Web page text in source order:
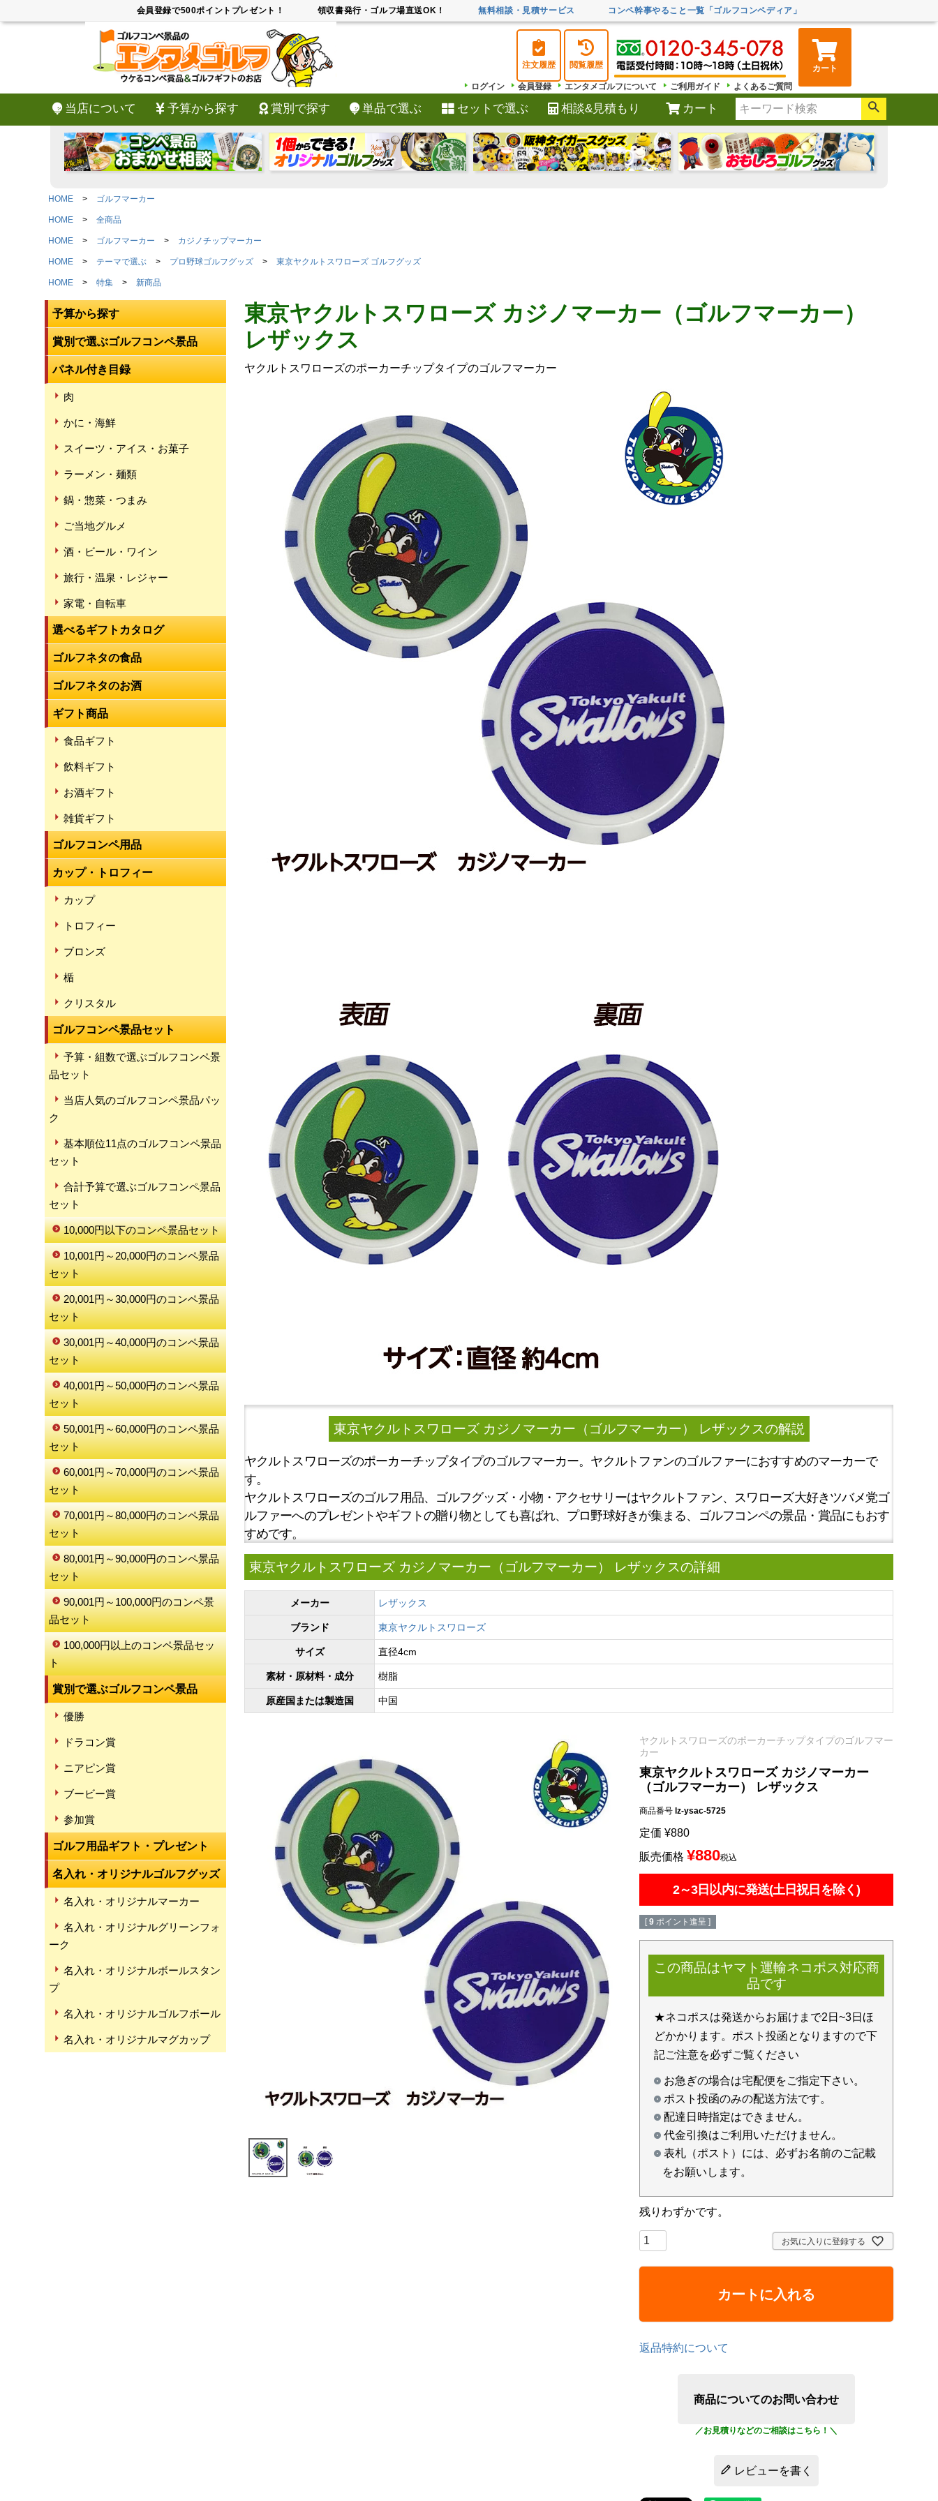
会員登録で500ポイントプレゼント！ 領収書発行・ゴルフ場直送OK！ 無料相談・見積サービス コンペ幹事やること一覧「ゴルフコンペディア」
注文履歴 閲覧履歴
カート
ログイン
会員登録 エンタメゴルフについて ご利用ガイド よくあるご質問
当店について 予算から探す 賞別で探す 単品で選ぶ セットで選ぶ 相談&見積もり カート
検索
HOME ゴルフマーカー
HOME 全商品
HOME ゴルフマーカー カジノチップマーカー
HOME テーマで選ぶ プロ野球ゴルフグッズ 東京ヤクルトスワローズ ゴルフグッズ
HOME 特集 新商品
予算から探す
賞別で選ぶゴルフコンペ景品
パネル付き目録
肉
かに・海鮮
スイーツ・アイス・お菓子
ラーメン・麺類
鍋・惣菜・つまみ
ご当地グルメ
酒・ビール・ワイン
旅行・温泉・レジャー
家電・自転車
選べるギフトカタログ
ゴルフネタの食品
ゴルフネタのお酒
ギフト商品
食品ギフト
飲料ギフト
お酒ギフト
雑貨ギフト
ゴルフコンペ用品
カップ・トロフィー
カップ
トロフィー
ブロンズ
楯
クリスタル
ゴルフコンペ景品セット
予算・組数で選ぶゴルフコンペ景
品セット
当店人気のゴルフコンペ景品パッ
ク
基本順位11点のゴルフコンペ景品
セット
合計予算で選ぶゴルフコンペ景品
セット
10,000円以下のコンペ景品セット
10,001円～20,000円のコンペ景品
セット
20,001円～30,000円のコンペ景品
セット
30,001円～40,000円のコンペ景品
セット
40,001円～50,000円のコンペ景品
セット
50,001円～60,000円のコンペ景品
セット
60,001円～70,000円のコンペ景品
セット
70,001円～80,000円のコンペ景品
セット
80,001円～90,000円のコンペ景品
セット
90,001円～100,000円のコンペ景
品セット
100,000円以上のコンペ景品セッ
ト
賞別で選ぶゴルフコンペ景品
優勝
ドラコン賞
ニアピン賞
ブービー賞
参加賞
ゴルフ用品ギフト・プレゼント
名入れ・オリジナルゴルフグッズ
名入れ・オリジナルマーカー
名入れ・オリジナルグリーンフォ
ーク
名入れ・オリジナルボールスタン
プ
名入れ・オリジナルゴルフボール
名入れ・オリジナルマグカップ
東京ヤクルトスワローズ カジノマーカー（ゴルフマーカー）
レザックス
ヤクルトスワローズのポーカーチップタイプのゴルフマーカー
東京ヤクルトスワローズ カジノマーカー（ゴルフマーカー） レザックスの解説
ヤクルトスワローズのポーカーチップタイプのゴルフマーカー。ヤクルトファンのゴルファーにおすすめのマーカーで
す。
ヤクルトスワローズのゴルフ用品、ゴルフグッズ・小物・アクセサリーはヤクルトファン、スワローズ大好きツバメ党ゴ
ルファーへのプレゼントやギフトの贈り物としても喜ばれ、プロ野球好きが集まる、ゴルフコンペの景品・賞品にもおす
すめです。
東京ヤクルトスワローズ カジノマーカー（ゴルフマーカー） レザックスの詳細
メーカー レザックス
ブランド 東京ヤクルトスワローズ
サイズ 直径4cm
素材・原材料・成分 樹脂
原産国または製造国 中国
ヤクルトスワローズのポーカーチップタイプのゴルフマー
カー
東京ヤクルトスワローズ カジノマーカー
（ゴルフマーカー） レザックス
商品番号 lz-ysac-5725
定価 ¥880
販売価格 ¥880税込
2～3日以内に発送(土日祝日を除く)
[ 9 ポイント進呈 ]
この商品はヤマト運輸ネコポス対応商
品です
★ネコポスは発送からお届けまで2日~3日ほ
どかかります。ポスト投函となりますので下
記ご注意を必ずご覧ください
お急ぎの場合は宅配便をご指定下さい。
ポスト投函のみの配送方法です。
配達日時指定はできません。
代金引換はご利用いただけません。
表札（ポスト）には、必ずお名前のご記載
をお願いします。
残りわずかです。
お気に入りに登録する
カートに入れる
返品特約について
商品についてのお問い合わせ
レビューを書く